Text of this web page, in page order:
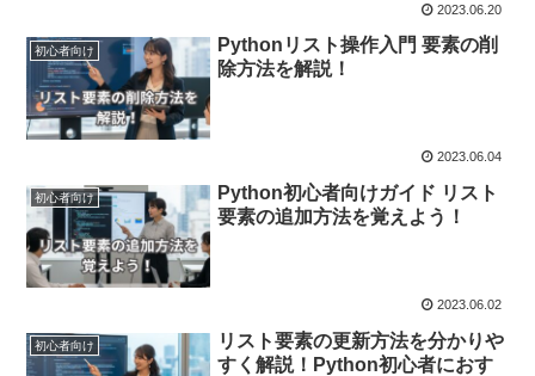
2023.06.20
初心者向け
Pythonリスト操作入門 要素の削
除方法を解説！
2023.06.04
初心者向け
Python初心者向けガイド リスト
要素の追加方法を覚えよう！
2023.06.02
初心者向け
リスト要素の更新方法を分かりや
すく解説！Python初心者におす